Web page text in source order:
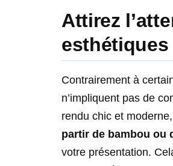
Attirez
Contrairement à
n’impliquent pas de
rendu chic et
partir de bambou ou
votre présentation.